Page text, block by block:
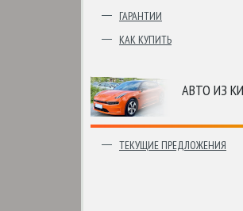
ГАРАНТИИ
КАК КУПИТЬ
АВТО ИЗ
ТЕКУЩИЕ ПРЕДЛОЖЕНИЯ